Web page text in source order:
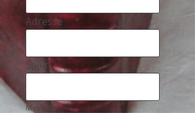
Adresse
Sujet
Message